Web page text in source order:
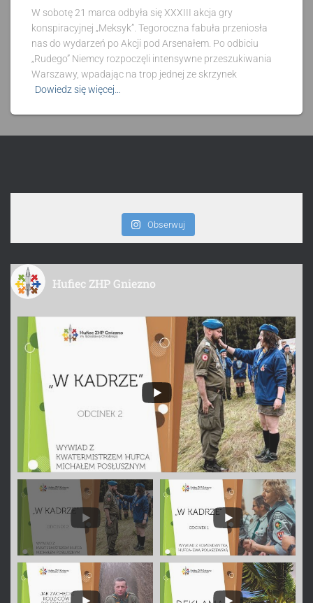
W sobotę 21 marca odbyła się XXXIII akcja gry
konspiracyjnej „Meksyk”. Tegoroczna fabuła przeniosła
nas do wydarzeń po Akcji pod Arsenałem. Po odbiciu
„Rudego” Niemcy rozpoczęli intensywne przeszukiwania
Warszawy, wpadając na trop jednej ze skrzynek
Dowiedz się więcej…
Obserwuj
Hufiec ZHP Gniezno